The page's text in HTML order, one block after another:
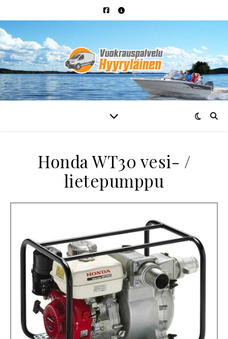
Honda WT30 vesi- /
lietepumppu